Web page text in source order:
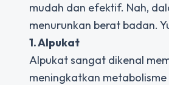
mudah dan efektif. Nah,
menurunkan berat badan.
1. Alpukat
Alpukat sangat dikenal
meningkatkan